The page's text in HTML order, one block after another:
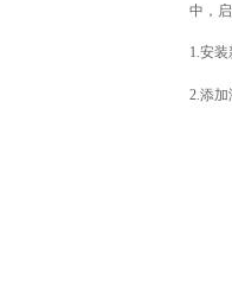
中，
1.安
2.添加